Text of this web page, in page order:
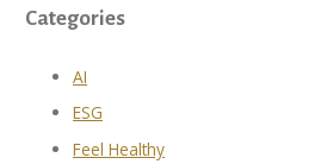
Categories
AI
ESG
Feel Healthy